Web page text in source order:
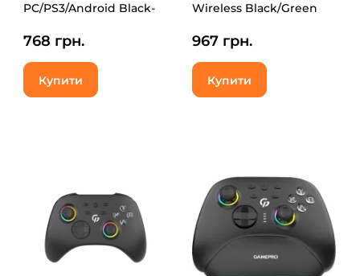
PC/PS3/Android Black-
768 грн.
Купити
Wireless Black/Green
967 грн.
Купити